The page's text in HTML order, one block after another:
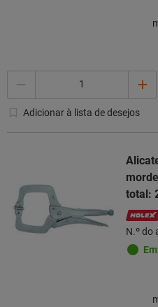
Adicionar à lista de desejos
total:
N.º do